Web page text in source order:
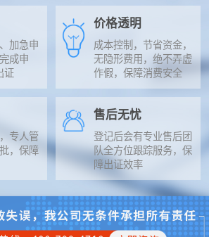
加急申
成申
证
价格透明
成本控制，节省资金，
无隐形费用，绝不弄虚
作假，保障消费安全
专人管
，保障
售后无忧
登记后会有专业售后团
队全方位跟踪服务，保
障出证效率